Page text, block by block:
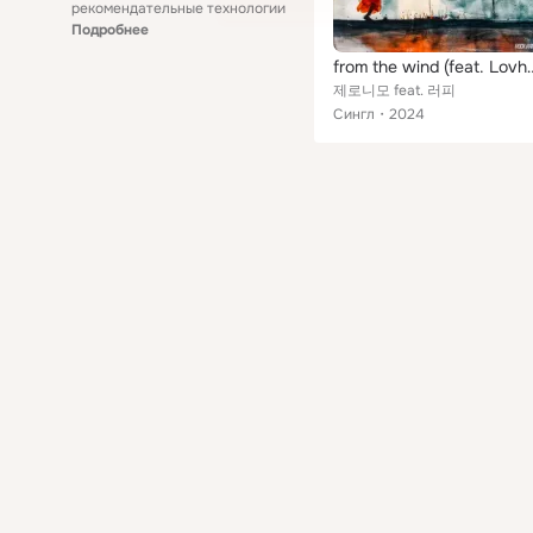
рекомендательные технологии
Подробнее
from the
제로니모 feat. 러피
Сингл
2024